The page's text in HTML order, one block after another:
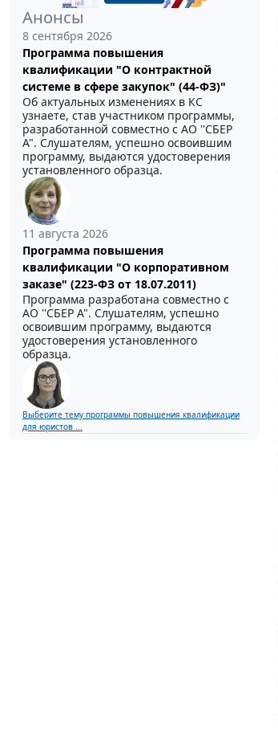
Анонсы
8 сентября 2026
Программа повышения
квалификации "О контрактной
системе в сфере закупок" (44-ФЗ)"
Об актуальных изменениях в КС
узнаете, став участником программы,
разработанной совместно с АО ''СБЕР
А". Слушателям, успешно освоившим
программу, выдаются удостоверения
установленного образца.
11 августа 2026
Программа повышения
квалификации "О корпоративном
заказе" (223-ФЗ от 18.07.2011)
Программа разработана совместно с
АО ''СБЕР А". Слушателям, успешно
освоившим программу, выдаются
удостоверения установленного
образца.
Выберите тему программы повышения квалификации
для юристов ...